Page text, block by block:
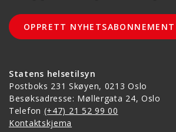
Statens helsetilsyn
Postboks 231 Skøyen, 0213 Oslo
Besøksadresse: Møllergata 24, Oslo
Telefon (+47) 21 52 99 00
Kontaktskjema